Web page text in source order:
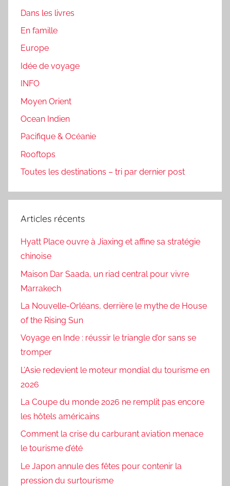
Dans les livres
En famille
Europe
Idée de voyage
INFO
Moyen Orient
Ocean Indien
Pacifique & Océanie
Rooftops
Toutes les destinations – tri par dernier post
Articles récents
Hyatt Place ouvre à Jiaxing et affine sa stratégie
chinoise
Maison Dar Saada, un riad central pour vivre
Marrakech
La Nouvelle-Orléans, derrière le mythe de House
of the Rising Sun
Voyage en Inde : réussir le triangle d’or sans se
tromper
L’Asie redevient le moteur mondial du tourisme en
2026
La Coupe du monde 2026 ne remplit pas encore
les hôtels américains
Comment la crise du carburant aviation menace
le tourisme d’été
Le Japon annule des fêtes pour contenir la
pression du surtourisme